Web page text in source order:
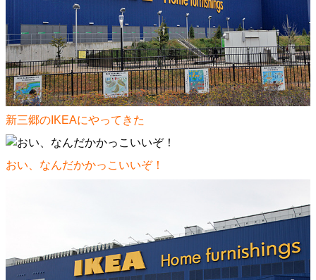
新三郷のIKEAにやってきた
おい、なんだかかっこいいぞ！